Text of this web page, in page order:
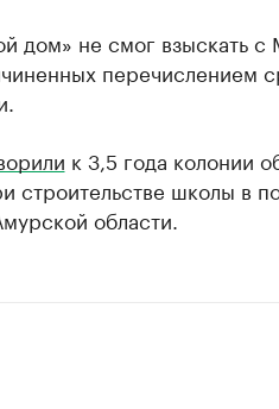
дом» не смог взыскать с
перечислением
к 3,5 года колонии
строительстве школы в
области.